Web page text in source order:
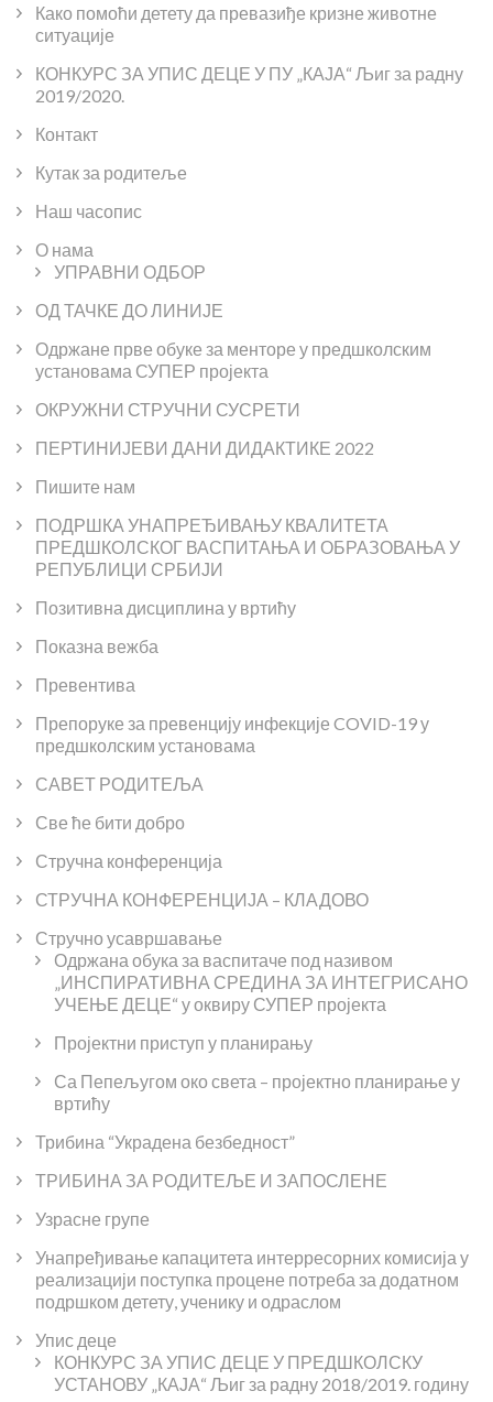
Како помоћи детету да превазиђе кризне животне
ситуације
КОНКУРС ЗА УПИС ДЕЦЕ У ПУ „КАЈА“ Љиг за радну
2019/2020.
Контакт
Кутак за родитеље
Наш часопис
О нама
УПРАВНИ ОДБОР
ОД ТАЧКЕ ДО ЛИНИЈЕ
Одржане прве обуке за менторе у предшколским
установама СУПЕР пројекта
ОКРУЖНИ СТРУЧНИ СУСРЕТИ
ПЕРТИНИЈЕВИ ДАНИ ДИДАКТИКЕ 2022
Пишите нам
ПОДРШКА УНАПРЕЂИВАЊУ КВАЛИТЕТА
ПРЕДШКОЛСКОГ ВАСПИТАЊА И ОБРАЗОВАЊА У
РЕПУБЛИЦИ СРБИЈИ
Позитивна дисциплина у вртићу
Показна вежба
Превентива
Препоруке за превенцију инфекције COVID-19 у
предшколским установама
САВЕТ РОДИТЕЉА
Све ће бити добро
Стручна конференција
СТРУЧНА КОНФЕРЕНЦИЈА – КЛАДОВО
Стручно усавршавање
Одржана обука за васпитаче под називом
„ИНСПИРАТИВНА СРЕДИНА ЗА ИНТЕГРИСАНО
УЧЕЊЕ ДЕЦЕ“ у оквиру СУПЕР пројекта
Пројектни приступ у планирању
Са Пепељугом око света – пројектно планирање у
вртићу
Трибина “Украдена безбедност”
ТРИБИНА ЗА РОДИТЕЉЕ И ЗАПОСЛЕНЕ
Узрасне групе
Унапређивање капацитета интерресорних комисија у
реализацији поступка процене потреба за додатном
подршком детету, ученику и одраслом
Упис деце
КОНКУРС ЗА УПИС ДЕЦЕ У ПРЕДШКОЛСКУ
УСТАНОВУ „КАЈА“ Љиг за радну 2018/2019. годину